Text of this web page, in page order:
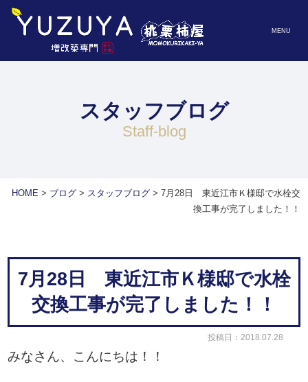
MENU
スタッフブログ
staff-blog
HOME> ブログ> スタッフブログ> 7月28日 東近江市Ｋ様邸で水栓交
換工事が完了しました！！
7月28日 東近江市Ｋ様邸で水栓
交換工事が完了しました！！
投稿日：2018.07.28
みなさん、こんにちは！！